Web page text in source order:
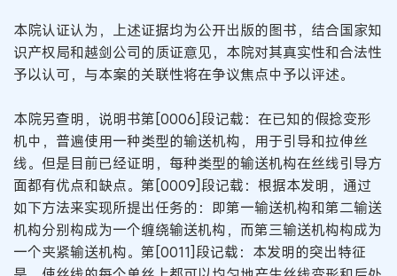
本院认证认为，上述证据均为公开出版的图书，结合国家知
识产权局和越剑公司的质证意见，本院对其真实性和合法性
予以认可，与本案的关联性将在争议焦点中予以评述。
本院另查明，说明书第[0006]段记载：在已知的假捻变形
机中，普遍使用一种类型的输送机构，用于引导和拉伸丝
线。但是目前已经证明，每种类型的输送机构在丝线引导方
面都有优点和缺点。第[0009]段记载：根据本发明，通过
如下方法来实现所提出任务的：即第一输送机构和第二输送
机构分别构成为一个缠绕输送机构，而第三输送机构构成为
一个夹紧输送机构。第[0011]段记载：本发明的突出特征